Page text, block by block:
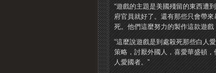
“遊戲的主題是美國殘留的東西遭
府官員就好了。還有那些只會帶
死。他們這麼努力的製作這款遊
“這麼說遊戲是到處殺死那些白人
策略，討厭外國人，喜愛華盛頓
人愛國者。”